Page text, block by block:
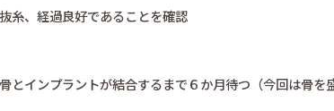
糸、経過良好であることを確認
とインプラントが結合するまで６か月待つ（今回は骨を